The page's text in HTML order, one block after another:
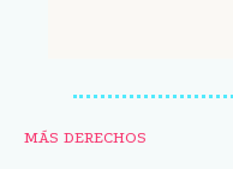
MÁS DERECHOS